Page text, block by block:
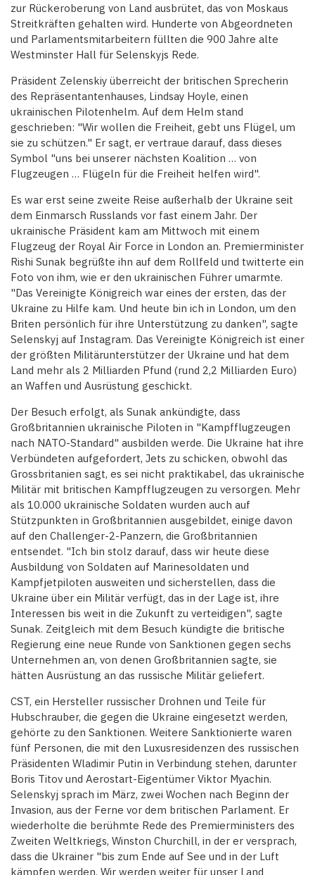
zur Rückeroberung von Land ausbrütet, das von Moskaus
Streitkräften gehalten wird. Hunderte von Abgeordneten
und Parlamentsmitarbeitern füllten die 900 Jahre alte
Westminster Hall für Selenskyjs Rede.
Präsident Zelenskiy überreicht der britischen Sprecherin
des Repräsentantenhauses, Lindsay Hoyle, einen
ukrainischen Pilotenhelm. Auf dem Helm stand
geschrieben: "Wir wollen die Freiheit, gebt uns Flügel, um
sie zu schützen." Er sagt, er vertraue darauf, dass dieses
Symbol "uns bei unserer nächsten Koalition … von
Flugzeugen … Flügeln für die Freiheit helfen wird".
Es war erst seine zweite Reise außerhalb der Ukraine seit
dem Einmarsch Russlands vor fast einem Jahr. Der
ukrainische Präsident kam am Mittwoch mit einem
Flugzeug der Royal Air Force in London an. Premierminister
Rishi Sunak begrüßte ihn auf dem Rollfeld und twitterte ein
Foto von ihm, wie er den ukrainischen Führer umarmte.
"Das Vereinigte Königreich war eines der ersten, das der
Ukraine zu Hilfe kam. Und heute bin ich in London, um den
Briten persönlich für ihre Unterstützung zu danken", sagte
Selenskyj auf Instagram. Das Vereinigte Königreich ist einer
der größten Militärunterstützer der Ukraine und hat dem
Land mehr als 2 Milliarden Pfund (rund 2,2 Milliarden Euro)
an Waffen und Ausrüstung geschickt.
Der Besuch erfolgt, als Sunak ankündigte, dass
Großbritannien ukrainische Piloten in "Kampfflugzeugen
nach NATO-Standard" ausbilden werde. Die Ukraine hat ihre
Verbündeten aufgefordert, Jets zu schicken, obwohl das
Grossbritanien sagt, es sei nicht praktikabel, das ukrainische
Militär mit britischen Kampfflugzeugen zu versorgen. Mehr
als 10.000 ukrainische Soldaten wurden auch auf
Stützpunkten in Großbritannien ausgebildet, einige davon
auf den Challenger-2-Panzern, die Großbritannien
entsendet. "Ich bin stolz darauf, dass wir heute diese
Ausbildung von Soldaten auf Marinesoldaten und
Kampfjetpiloten ausweiten und sicherstellen, dass die
Ukraine über ein Militär verfügt, das in der Lage ist, ihre
Interessen bis weit in die Zukunft zu verteidigen", sagte
Sunak. Zeitgleich mit dem Besuch kündigte die britische
Regierung eine neue Runde von Sanktionen gegen sechs
Unternehmen an, von denen Großbritannien sagte, sie
hätten Ausrüstung an das russische Militär geliefert.
CST, ein Hersteller russischer Drohnen und Teile für
Hubschrauber, die gegen die Ukraine eingesetzt werden,
gehörte zu den Sanktionen. Weitere Sanktionierte waren
fünf Personen, die mit den Luxusresidenzen des russischen
Präsidenten Wladimir Putin in Verbindung stehen, darunter
Boris Titov und Aerostart-Eigentümer Viktor Myachin.
Selenskyj sprach im März, zwei Wochen nach Beginn der
Invasion, aus der Ferne vor dem britischen Parlament. Er
wiederholte die berühmte Rede des Premierministers des
Zweiten Weltkriegs, Winston Churchill, in der er versprach,
dass die Ukrainer "bis zum Ende auf See und in der Luft
kämpfen werden. Wir werden weiter für unser Land